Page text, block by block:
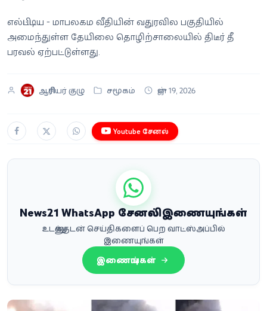
எல்பிட்டிய - மாபலகம வீதியின் வதுரவில பகுதியில்
அமைந்துள்ள தேயிலை தொழிற்சாலையில் திடீர் தீ
பரவல் ஏற்பட்டுள்ளது.
ஆசிரியர் குழு சமூகம் ஜுன் 19, 2026
Youtube சேனல்
News21 WhatsApp சேனலில் இணையுங்கள்
உடனுக்குடன் செய்திகளைப் பெற வாட்ஸ்அப்பில்
இணையுங்கள்
இணையுங்கள்